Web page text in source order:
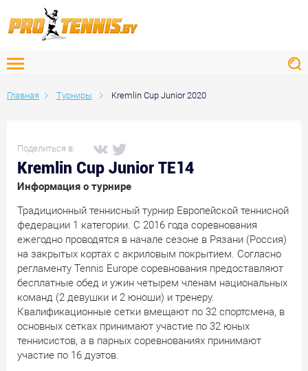
Главная Турниры Kremlin Cup Junior 2020
Поделиться в:
Kremlin Cup Junior TE14
Информация о турнире
Традиционный теннисный турнир Европейской теннисной
федерации 1 категории. С 2016 года соревнования
ежегодно проводятся в начале сезоне в Рязани (Россия)
на закрытых кортах с акриловым покрытием. Согласно
регламенту Tennis Europe соревнования предоставляют
бесплатные обед и ужин четырем членам национальных
команд (2 девушки и 2 юноши) и тренеру.
Квалификационные сетки вмещают по 32 спортсмена, в
основных сетках принимают участие по 32 юных
теннисистов, а в парных соревнованиях принимают
участие по 16 дуэтов.